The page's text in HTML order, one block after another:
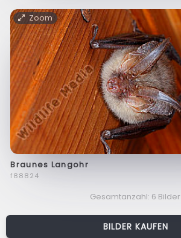
Zoom
Braunes Langohr
f88824
Gesamtanzahl: 6 Bilder
BILDER KAUFEN